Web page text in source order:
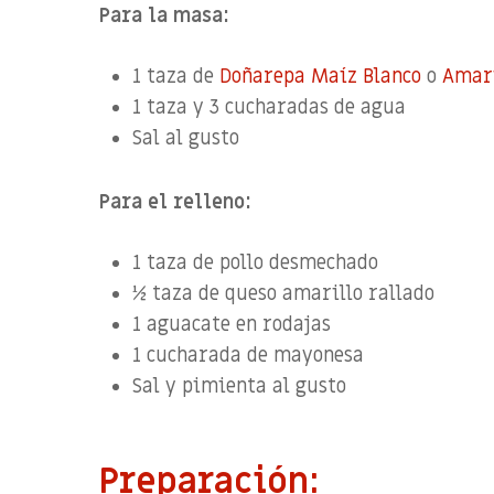
Para la masa:
1 taza de Doñarepa Maíz Blanco o
1 taza y 3 cucharadas de agua
Sal al gusto
Para el relleno:
1 taza de pollo desmechado
½ taza de queso amarillo rallado
1 aguacate en rodajas
1 cucharada de mayonesa
Sal y pimienta al gusto
Preparación: